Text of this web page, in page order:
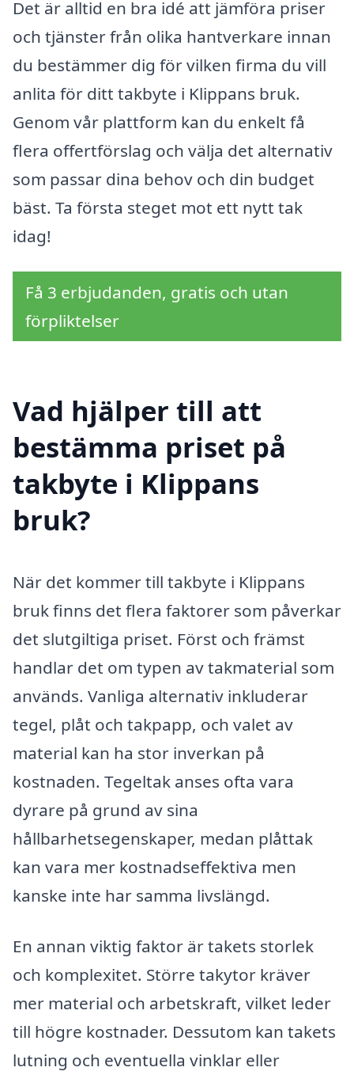
Det är alltid en bra idé att jämföra priser
och tjänster från olika hantverkare innan
du bestämmer dig för vilken firma du vill
anlita för ditt takbyte i Klippans bruk.
Genom vår plattform kan du enkelt få
flera offertförslag och välja det alternativ
som passar dina behov och din budget
bäst. Ta första steget mot ett nytt tak
idag!
Få 3 erbjudanden, gratis och utan
förpliktelser
Vad hjälper till att
bestämma priset på
takbyte i Klippans
bruk?
När det kommer till takbyte i Klippans
bruk finns det flera faktorer som påverkar
det slutgiltiga priset. Först och främst
handlar det om typen av takmaterial som
används. Vanliga alternativ inkluderar
tegel, plåt och takpapp, och valet av
material kan ha stor inverkan på
kostnaden. Tegeltak anses ofta vara
dyrare på grund av sina
hållbarhetsegenskaper, medan plåttak
kan vara mer kostnadseffektiva men
kanske inte har samma livslängd.
En annan viktig faktor är takets storlek
och komplexitet. Större takytor kräver
mer material och arbetskraft, vilket leder
till högre kostnader. Dessutom kan takets
lutning och eventuella vinklar eller